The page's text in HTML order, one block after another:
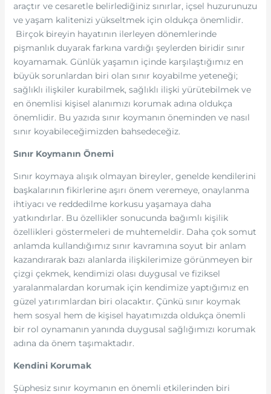
araçtır ve cesaretle belirlediğiniz sınırlar, içsel huzurunuzu
ve yaşam kalitenizi yükseltmek için oldukça önemlidir.
Birçok bireyin hayatının ilerleyen dönemlerinde
pişmanlık duyarak farkına vardığı şeylerden biridir sınır
koyamamak. Günlük yaşamın içinde karşılaştığımız en
büyük sorunlardan biri olan sınır koyabilme yeteneği;
sağlıklı ilişkiler kurabilmek, sağlıklı ilişki yürütebilmek ve
en önemlisi kişisel alanımızı korumak adına oldukça
önemlidir. Bu yazıda sınır koymanın öneminden ve nasıl
sınır koyabileceğimizden bahsedeceğiz.
Sınır Koymanın Önemi
Sınır koymaya alışık olmayan bireyler, genelde kendilerini
başkalarının fikirlerine aşırı önem veremeye, onaylanma
ihtiyacı ve reddedilme korkusu yaşamaya daha
yatkındırlar. Bu özellikler sonucunda bağımlı kişilik
özellikleri göstermeleri de muhtemeldir. Daha çok somut
anlamda kullandığımız sınır kavramına soyut bir anlam
kazandırarak bazı alanlarda ilişkilerimize görünmeyen bir
çizgi çekmek, kendimizi olası duygusal ve fiziksel
yaralanmalardan korumak için kendimize yaptığımız en
güzel yatırımlardan biri olacaktır. Çünkü sınır koymak
hem sosyal hem de kişisel hayatımızda oldukça önemli
bir rol oynamanın yanında duygusal sağlığımızı korumak
adına da önem taşımaktadır.
Kendini Korumak
Şüphesiz sınır koymanın en önemli etkilerinden biri